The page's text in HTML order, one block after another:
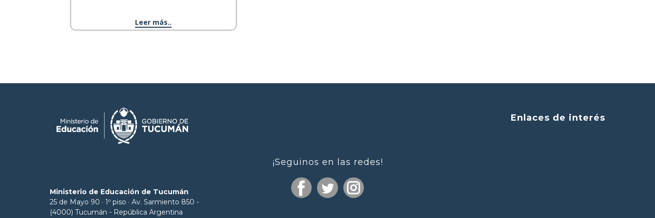
Leer más..
Ministerio de Educación de Tucumán
25 de Mayo 90 · 1º piso · Av. Sarmiento 850 -
(4000) Tucumán - República Argentina
¡Seguinos en las redes!
Enlaces de interés